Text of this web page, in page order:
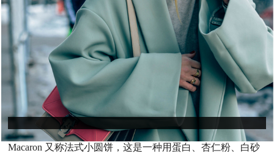
Macaron 又称法式小圆饼，这是一种用蛋白、杏仁粉、白砂